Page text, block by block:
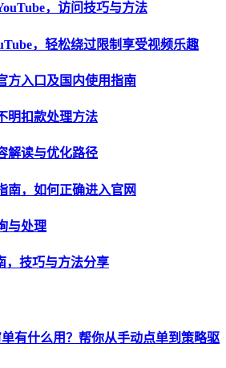
，访问技巧与方法
，轻松绕过限制享受视频乐趣
方入口及国内使用指南
明扣款处理方法
解读与优化路径
南，如何正确进入官网
与处理
，技巧与方法分享
有什么用？帮你从手动点单到策略驱